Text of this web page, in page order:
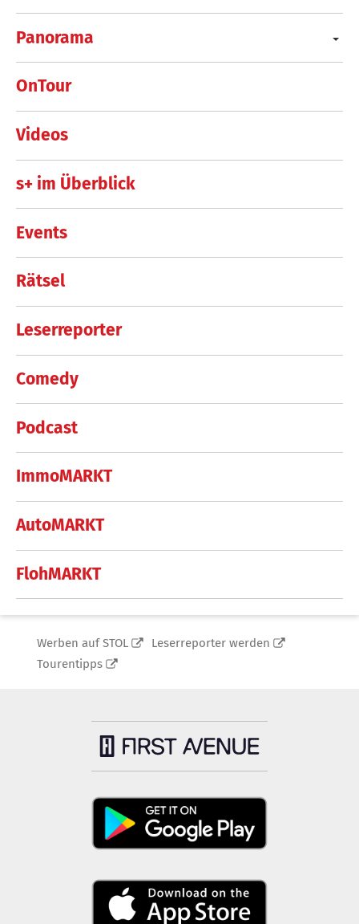
Panorama
OnTour
Videos
s+ im Überblick
Events
Rätsel
Leserreporter
Comedy
Podcast
ImmoMARKT
AutoMARKT
FlohMARKT
Werben auf STOL
Leserreporter werden
Tourentipps